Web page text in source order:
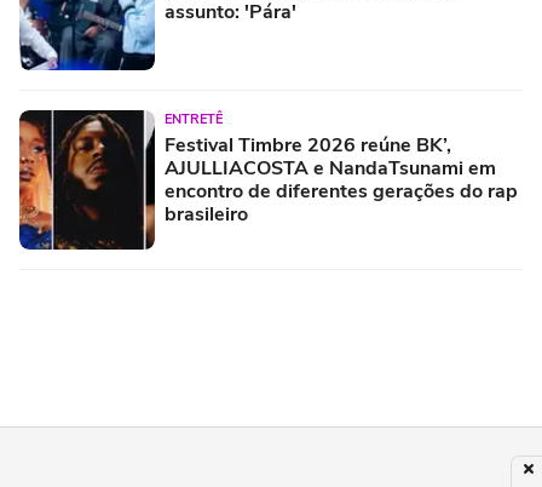
assunto: 'Pára'
ENTRETÊ
Festival Timbre 2026 reúne BK’,
AJULLIACOSTA e NandaTsunami em
encontro de diferentes gerações do rap
brasileiro